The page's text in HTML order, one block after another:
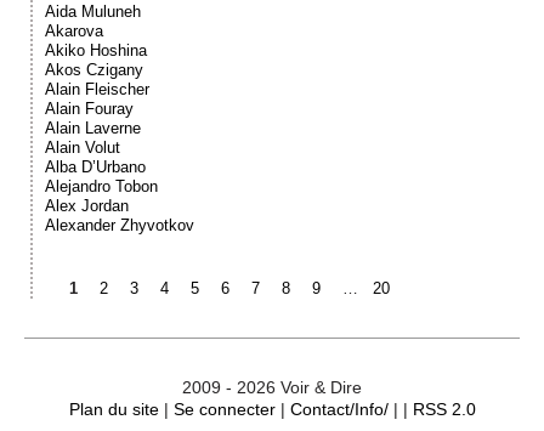
Aida Muluneh
Akarova
Akiko Hoshina
Akos Czigany
Alain Fleischer
Alain Fouray
Alain Laverne
Alain Volut
Alba D’Urbano
Alejandro Tobon
Alex Jordan
Alexander Zhyvotkov
1 2 3 4 5 6 7 8 9 … 20
2009 - 2026 Voir & Dire
Plan du site| Se connecter| Contact/Info/| | RSS 2.0